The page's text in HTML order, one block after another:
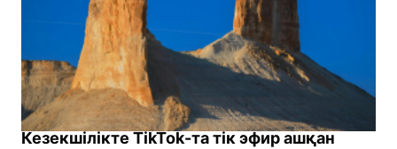
Кезекшілікте TikTok-та тік эфир ашқан